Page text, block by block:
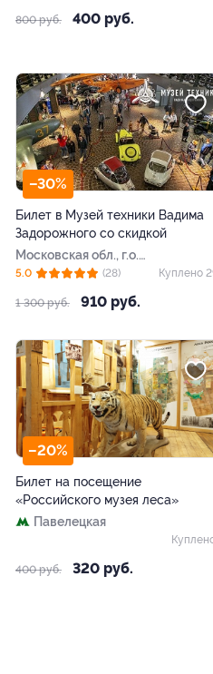
800 руб. 400 руб.
–30%
Билет в Музей техники Вадима
Задорожного со скидкой
Московская обл., г.о.
Красногорск, пос.
Ильинское ш., 4-й км,
1 300 руб. 910 руб.
5.0 (28) Куплено
–20%
Билет на посещение
«Российского музея леса»
Павелецкая
400 руб. 320 руб.